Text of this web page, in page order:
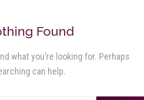
Found
what you’re looking for. Perhaps
can help.